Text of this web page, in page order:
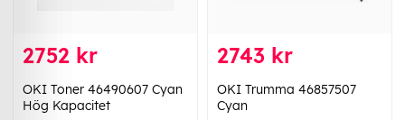
2752 kr
OKI Toner 46490607 Cyan
Hög Kapacitet
2743 kr
OKI Trumma 46857507
Cyan